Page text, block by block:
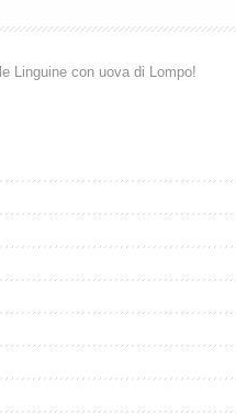
Linguine con uova di Lompo!